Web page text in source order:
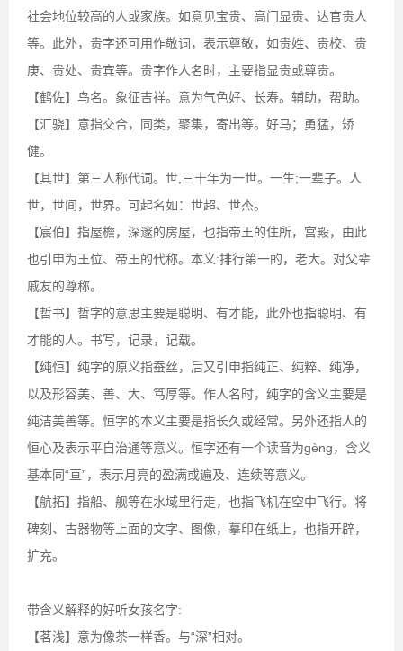
社会地位较高的人或家族。如意见宝贵、高门显贵、达官贵人
等。此外，贵字还可用作敬词，表示尊敬，如贵姓、贵校、贵
庚、贵处、贵宾等。贵字作人名时，主要指显贵或尊贵。
【鹤佐】鸟名。象征吉祥。意为气色好、长寿。辅助，帮助。
【汇骁】意指交合，同类，聚集，寄出等。好马；勇猛，矫
健。
【其世】第三人称代词。世,三十年为一世。一生;一辈子。人
世，世间，世界。可起名如：世超、世杰。
【宸伯】指屋檐，深邃的房屋，也指帝王的住所，宫殿，由此
也引申为王位、帝王的代称。本义:排行第一的，老大。对父辈
戚友的尊称。
【哲书】哲字的意思主要是聪明、有才能，此外也指聪明、有
才能的人。书写，记录，记载。
【纯恒】纯字的原义指蚕丝，后又引申指纯正、纯粹、纯净，
以及形容美、善、大、笃厚等。作人名时，纯字的含义主要是
纯洁美善等。恒字的本义主要是指长久或经常。另外还指人的
恒心及表示平自治通等意义。恒字还有一个读音为gèng，含义
基本同“亘”，表示月亮的盈满或遍及、连续等意义。
【航拓】指船、舰等在水域里行走，也指飞机在空中飞行。将
碑刻、古器物等上面的文字、图像，摹印在纸上，也指开辟，
扩充。
带含义解释的好听女孩名字:
【茗浅】意为像茶一样香。与“深”相对。